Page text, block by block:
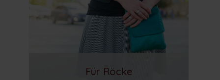
Für Röcke